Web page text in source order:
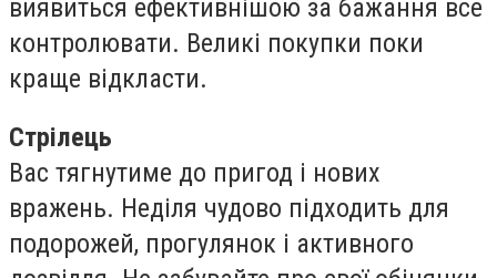
виявиться ефективнішою за бажання все
контролювати. Великі покупки поки
краще відкласти.
Стрілець
Вас тягнутиме до пригод і нових
вражень. Неділя чудово підходить для
подорожей, прогулянок і активного